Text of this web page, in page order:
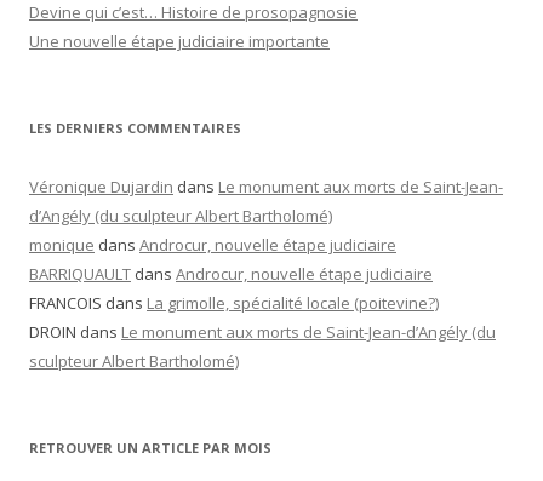
Devine qui c’est… Histoire de prosopagnosie
Une nouvelle étape judiciaire importante
LES DERNIERS COMMENTAIRES
Véronique Dujardin dans Le monument aux morts de Saint-Jean-
d’Angély (du sculpteur Albert Bartholomé)
monique dans Androcur, nouvelle étape judiciaire
BARRIQUAULT dans Androcur, nouvelle étape judiciaire
FRANCOIS dans La grimolle, spécialité locale (poitevine?)
DROIN dans Le monument aux morts de Saint-Jean-d’Angély (du
sculpteur Albert Bartholomé)
RETROUVER UN ARTICLE PAR MOIS